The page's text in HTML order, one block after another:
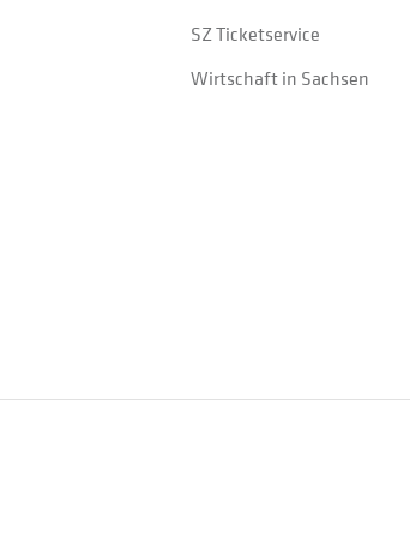
SZ Ticketservice
Wirtschaft in Sachsen